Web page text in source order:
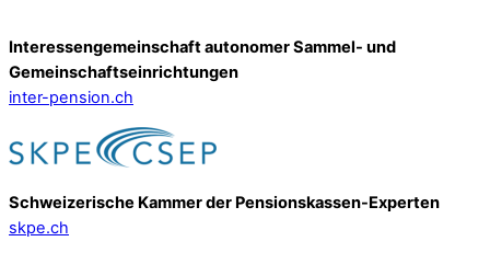
Interessengemeinschaft autonomer Sammel- und
Gemeinschafts­einrichtungen
inter-pension.ch
Schweizerische Kammer der Pensionskassen-Experten
skpe.ch